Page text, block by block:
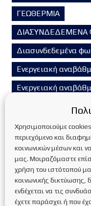
ΓΕΩΘΕΡΜΙΑ
ΔΙΑΣΥΝΔΕΔΕΜΕΝΑ
Διασυνδεδεμένα
Ενεργειακή
Ενεργειακή
Επιδοτούμενα
Εταιρικά Νέα
Η/Μ Έργα
ΗΛΙΑΚΟΙ ΣΥΛΛΕΚΤΕΣ
Θέρμανση-Ψύξη-
Ιστορικό της
Χρησιμοποιούμε
περιεχόμενο και
κοινωνικών μέσων και
μας. Μοιραζόμαστε
χρήση του ιστότοπού
κοινωνικής δικτύωσης,
ενδέχεται να τις
έχετε παράσχει ή που